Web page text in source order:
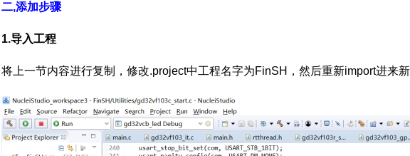
二,添加步骤
1.导入工程
将上一节内容进行复制，修改.project中工程名字为FinSH，然后重新import进来